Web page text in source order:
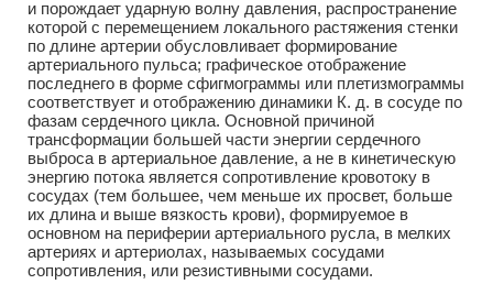
и порождает ударную волну давления, распространение
которой с перемещением локального растяжения стенки
по длине артерии обусловливает формирование
артериального пульса; графическое отображение
последнего в форме сфигмограммы или плетизмограммы
соответствует и отображению динамики К. д. в сосуде по
фазам сердечного цикла. Основной причиной
трансформации большей части энергии сердечного
выброса в артериальное давление, а не в кинетическую
энергию потока является сопротивление кровотоку в
сосудах (тем большее, чем меньше их просвет, больше
их длина и выше вязкость крови), формируемое в
основном на периферии артериального русла, в мелких
артериях и артериолах, называемых сосудами
сопротивления, или резистивными сосудами.